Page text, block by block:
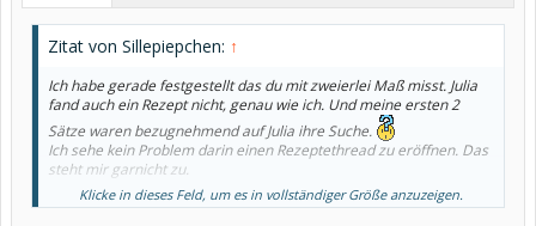
Zitat von Sillepiepchen: ↑
Ich habe gerade festgestellt das du mit zweierlei Maß misst. Julia
fand auch ein Rezept nicht, genau wie ich. Und meine ersten 2
Sätze waren bezugnehmend auf Julia ihre Suche.
Ich sehe kein Problem darin einen Rezeptethread zu eröffnen. Das
steht mir garnicht zu.
Sylke
Klicke in dieses Feld, um es in vollständiger Größe anzuzeigen.